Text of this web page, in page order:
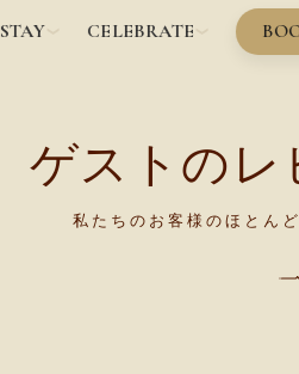
STAY CELEBRATE
ゲストのレ
私たちのお客様のほとん